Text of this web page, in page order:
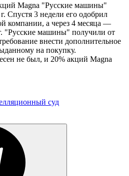
Magna "Русские машины"
Спустя 3 недели его одобрил
компании, а через 4 месяца —
"Русские машины" получили от
внести дополнительное
на покупку.
не был, и 20% акций Magna
суд